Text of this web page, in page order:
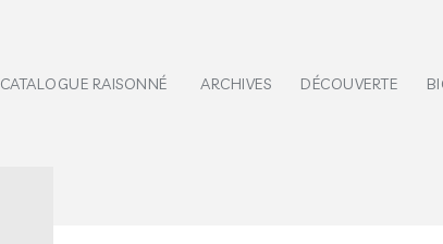
CATALOGUE RAISONNÉ ARCHIVES DÉCOUVERTE